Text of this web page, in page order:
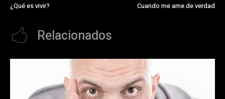
¿Qué es vivir? Cuando me ame de verdad
Relacionados